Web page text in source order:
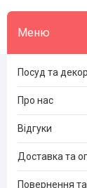
Посуд та декор
Про нас
Відгуки
Доставка та
Повернення